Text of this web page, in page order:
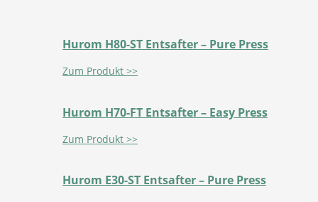
Hurom H80-ST Entsafter – Pure Press
Zum Produkt >>
Hurom H70-FT Entsafter – Easy Press
Zum Produkt >>
Hurom E30-ST Entsafter – Pure Press